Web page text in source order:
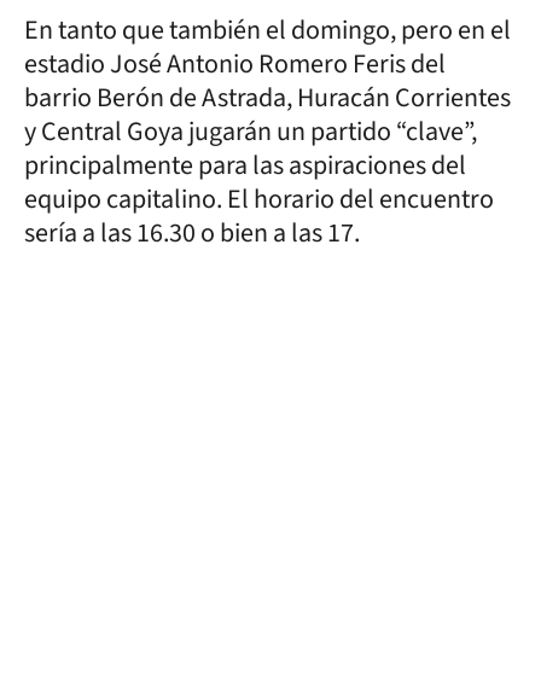
En tanto que también el domingo, pero en el
estadio José Antonio Romero Feris del
barrio Berón de Astrada, Huracán Corrientes
y Central Goya jugarán un partido “clave”,
principalmente para las aspiraciones del
equipo capitalino. El horario del encuentro
sería a las 16.30 o bien a las 17.